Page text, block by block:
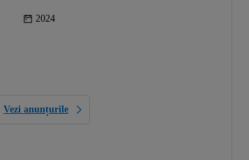
2024
Vezi anunțurile